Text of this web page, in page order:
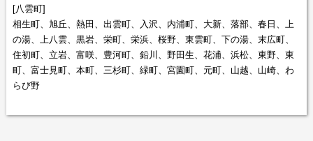
[八雲町]
相生町、旭丘、熱田、出雲町、入沢、内浦町、大新、落部、春日、上
の湯、上八雲、黒岩、栄町、栄浜、桜野、東雲町、下の湯、末広町、
住初町、立岩、富咲、豊河町、鉛川、野田生、花浦、浜松、東野、東
町、富士見町、本町、三杉町、緑町、宮園町、元町、山越、山崎、わ
らび野